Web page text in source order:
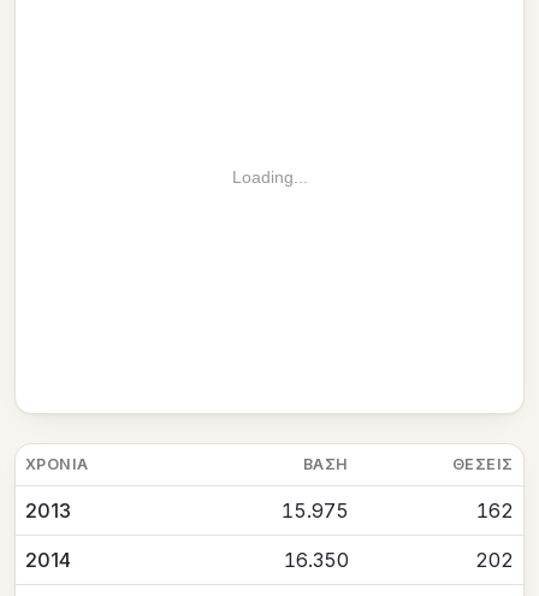
Loading...
ΧΡΟΝΙΆ ΒΆΣΗ ΘΈΣΕΙΣ
2013 15.975 162
2014 16.350 202